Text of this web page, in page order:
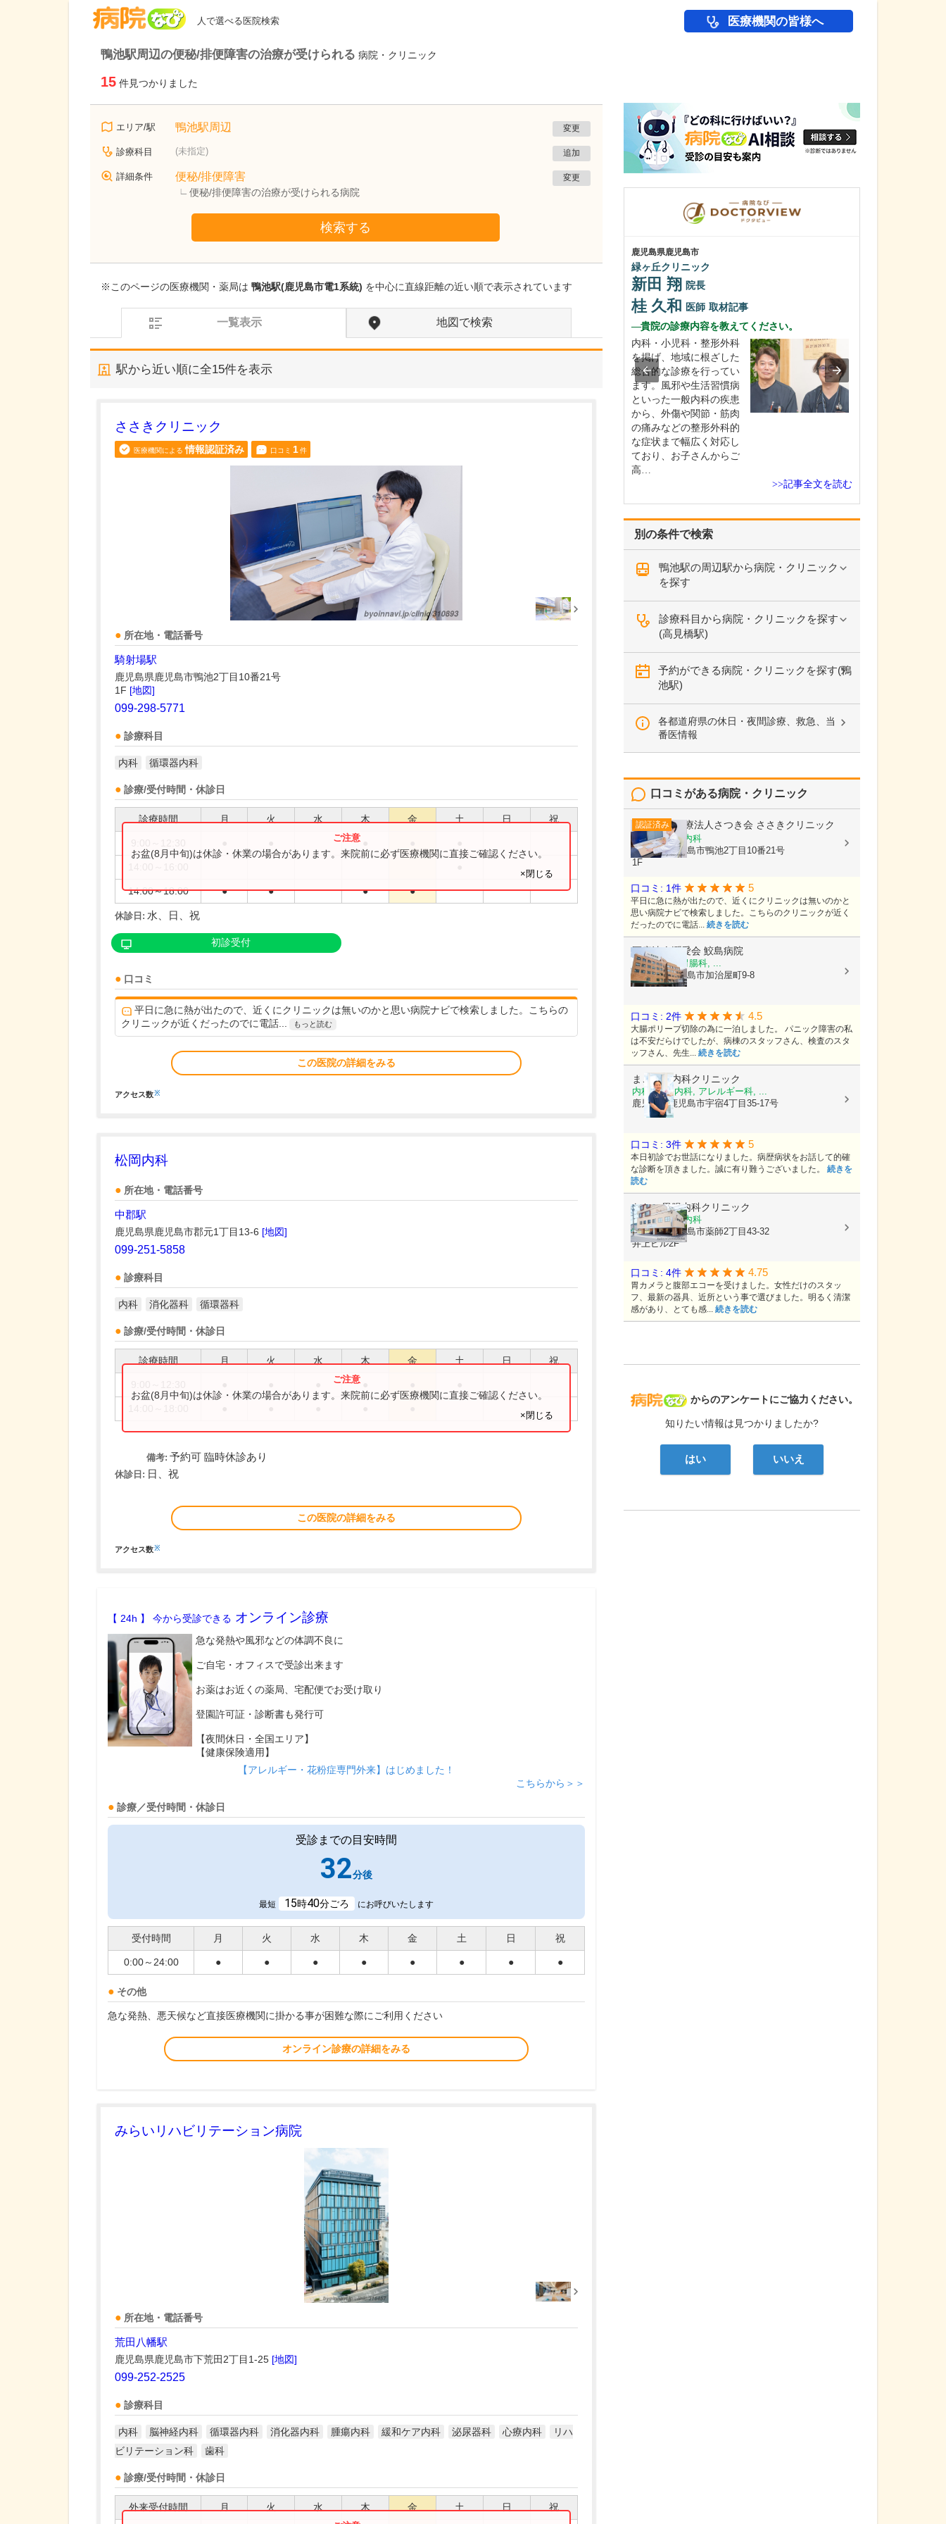
人で選べる医院検索 医療機関の皆様へ
鴨池駅周辺の便秘/排便障害の治療が受けられる 病院・クリニック
15 件見つかりました
エリア/駅 鴨池駅周辺 変更
診療科目 (未指定) 追加
詳細条件 便秘/排便障害
便秘/排便障害の治療が受けられる病院
変更
検索する
※このページの医療機関・薬局は 鴨池駅(鹿児島市電1系統) を中心に直線距離の近い順で表示されています
一覧表示 地図で検索
駅から近い順に全15件を表示
ささきクリニック
医療機関による 情報認証済み 口コミ 1件
所在地・電話番号
騎射場駅
鹿児島県鹿児島市鴨池2丁目10番21号
1F [地図]
099-298-5771
診療科目
内科 循環器内科
診療/受付時間・休診日
診療時間 月 火 水 木 金 土 日 祝
14:00～18:00 ● ● ● ●
お盆(8月中旬)は休診・休業の場合があります。来院前に必ず医療機関に直接ご確認ください。
×閉じる
休診日: 水、日、祝
初診受付
口コミ
平日に急に熱が出たので、近くにクリニックは無いのかと思い病院ナビで検索しました。こちらの
クリニックが近くだったのでに電話...
もっと読む
この医院の詳細をみる
アクセス数※
松岡内科
所在地・電話番号
中郡駅
鹿児島県鹿児島市郡元1丁目13-6 [地図]
099-251-5858
診療科目
内科 消化器科 循環器科
診療/受付時間・休診日
診療時間 月 火 水 木 金 土 日 祝
お盆(8月中旬)は休診・休業の場合があります。来院前に必ず医療機関に直接ご確認ください。
×閉じる
備考: 予約可 臨時休診あり
休診日: 日、祝
この医院の詳細をみる
アクセス数※
【 24h 】 今から受診できる オンライン診療
急な発熱や風邪などの体調不良に
ご自宅・オフィスで受診出来ます
お薬はお近くの薬局、宅配便でお受け取り
登園許可証・診断書も発行可
【夜間休日・全国エリア】
【健康保険適用】
【アレルギー・花粉症専門外来】はじめました！
こちらから＞＞
診療／受付時間・休診日
受診までの目安時間
32分後
最短 15時40分ごろ にお呼びいたします
受付時間 月 火 水 木 金 土 日 祝
0:00～24:00 ● ● ● ● ● ● ● ●
その他
急な発熱、悪天候など直接医療機関に掛かる事が困難な際にご利用ください
オンライン診療の詳細をみる
みらいリハビリテーション病院
所在地・電話番号
荒田八幡駅
鹿児島県鹿児島市下荒田2丁目1-25 [地図]
099-252-2525
診療科目
内科 脳神経内科 循環器内科 消化器内科 腫瘍内科 緩和ケア内科 泌尿器科 心療内科
リハ
ビリテーション科
歯科
診療/受付時間・休診日
外来受付時間 月 火 水 木 金 土 日 祝
別の条件で検索
鴨池駅の周辺駅から病院・クリニック
を探す
診療科目から病院・クリニックを探す
(高見橋駅)
予約ができる病院・クリニックを探す(鴨
池駅)
各都道府県の休日・夜間診療、救急、当
番医情報
病院なび
からのアンケートにご協力ください。
知りたい情報は見つかりましたか?
はい いいえ
口コミがある病院・クリニック
認証済み 医療法人さつき会 ささきクリニック
内科, 循環器内科
鹿児島県鹿児島市鴨池2丁目10番21号
1F
口コミ: 1件 5
平日に急に熱が出たので、近くにクリニックは無いのかと
思い病院ナビで検索しました。こちらのクリニックが近く
だったのでに電話... 続きを読む
医療法人潤愛会 鮫島病院
内科, 外科, 胃腸科, ...
鹿児島県鹿児島市加治屋町9-8
口コミ: 2件 4.5
大腸ポリープ切除の為に一泊しました。 パニック障害の私
は不安だらけでしたが、病棟のスタッフさん、検査のスタ
ッフさん、先生... 続きを読む
まごころ内科クリニック
内科, 神経内科, アレルギー科, ...
鹿児島県鹿児島市宇宿4丁目35-17号
口コミ: 3件 5
本日初診でお世話になりました。病歴病状をお話して的確
な診断を頂きました。誠に有り難うございました。 続きを
読む
なおこ胃腸内科クリニック
消化器内科, 内科
鹿児島県鹿児島市薬師2丁目43-32
井上ビル2F
口コミ: 4件 4.75
胃カメラと腹部エコーを受けました。女性だけのスタッ
フ、最新の器具、近所という事で選びました。明るく清潔
感があり、とても感... 続きを読む
鹿児島県鹿児島市
緑ヶ丘クリニック
新田 翔 院長
桂 久和 医師 取材記事
貴院の診療内容を教えてください。
内科・小児科・整形外科
を掲げ、地域に根ざした
総合的な診療を行ってい
ます。風邪や生活習慣病
といった一般内科の疾患
から、外傷や関節・筋肉
の痛みなどの整形外科的
な症状まで幅広く対応し
ており、お子さんからご
高…
>>記事全文を読む
のむら内科循環器消化器クリニック
野村 昌弘院長取材記事
当院の看板に掲げている
ように、内科全般に加え
て、私の専門である循環